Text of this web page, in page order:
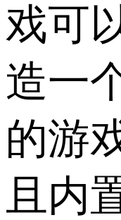
戏可
造一
的游
且内